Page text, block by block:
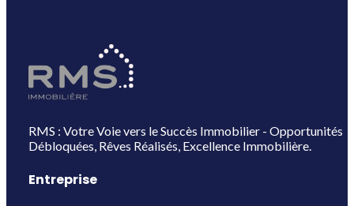
RMS : Votre Voie vers le Succès Immobilier - Opportunités
Débloquées, Rêves Réalisés, Excellence Immobilière.
Entreprise